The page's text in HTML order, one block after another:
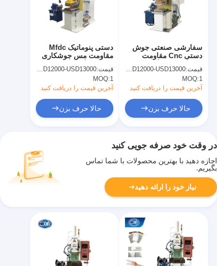
دستی پنوماتیک Mfdc
مقاومت مس جوشکاری
پخش
قیمت:USD12000-USD13000
MOQ:1
آخرین قیمت را دریافت کنید
حالا حرف بزن
سفارشی صنعتی جوش
دستی Cnc مقاومت
پخش
قیمت:USD12000-USD13000
MOQ:1
آخرین قیمت را دریافت کنید
حالا حرف بزن
در وقت خود صرفه جویی کنید
اجازه دهید با بهترین محصولات با شما تماس
بگیریم.
نیاز خود را ارائه دهید